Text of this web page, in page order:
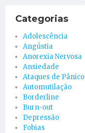
Categorias
Adolescência
Angústia
Anorexia Nervosa
Ansiedade
Ataques de Pânico
Automutilação
Borderline
Burn-out
Depressão
Fobias